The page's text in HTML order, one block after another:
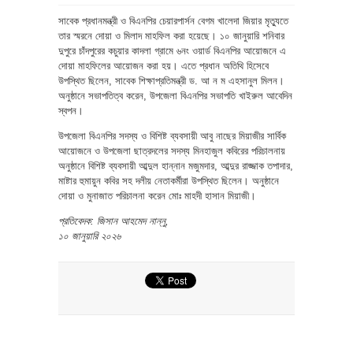
সাবেক প্রধানমন্ত্রী ও বিএনপির চেয়ারপার্সন বেগম খালেদা জিয়ার মৃত্যুতে
তার স্মরনে দোয়া ও মিলাদ মাহফিল করা হয়েছে। ১০ জানুয়ারি শনিবার
দুপুরে চাঁদপুরের কচুয়ার কাদলা গ্রামে ৬নং ওয়ার্ড বিএনপির আয়োজনে এ
দোয়া মাহফিলের আয়োজন করা হয়। এতে প্রধান অতিথি হিসেবে
উপস্থিত ছিলেন, সাবেক শিক্ষাপ্রতিমন্ত্রী ড. আ ন ম এহসানুল মিলন।
অনুষ্ঠানে সভাপতিত্ব করেন, উপজেলা বিএনপির সভাপতি খাইরুল আবেদিন
স্বপন।
উপজেলা বিএনপির সদস্য ও বিশিষ্ট ব্যবসায়ী আবু নাছের মিয়াজীর সার্বিক
আয়োজনে ও উপজেলা ছাত্রদলের সদস্য মিনহাজুল কবিরের পরিচালনায়
অনুষ্ঠানে বিশিষ্ট ব্যবসায়ী আব্দুল হান্নান মজুমদার, আব্দুর রাজ্জাক তপাদার,
মাষ্টার হুমায়ুন কবির সহ দলীয় নেতাকর্মীরা উপস্থিত ছিলেন। অনুষ্ঠানে
দোয়া ও মুনাজাত পরিচালনা করেন মোঃ মাহদী হাসান মিয়াজী।
প্রতিবেদক: জিসান আহমেদ নান্নু,
১০ জানুয়ারি ২০২৬